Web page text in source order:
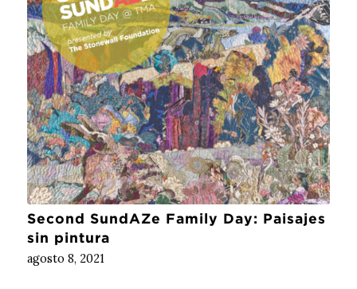
Second SundAZe Family Day: Paisajes
sin pintura
agosto 8, 2021